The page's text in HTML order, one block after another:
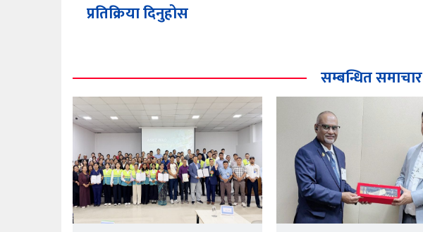
प्रतिक्रिया दिनुहोस
सम्बन्धित समाचार